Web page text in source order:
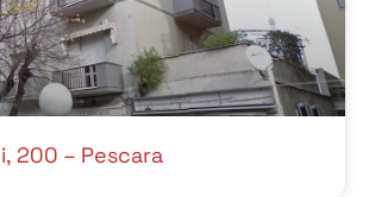
200 – Pescara